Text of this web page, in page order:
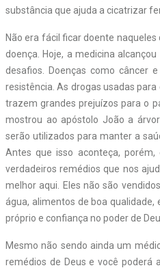
substância que ajuda a cicatrizar
Não era fácil ficar doente naqueles
doença. Hoje, a medicina
desafios. Doenças como câncer
resistência. As drogas usadas
trazem grandes prejuízos para o
mostrou ao apóstolo João a
serão utilizados para manter a
Antes que isso aconteça,
verdadeiros remédios que nos
melhor aqui. Eles não são
água, alimentos de boa qualidade,
próprio e confiança no poder de
Mesmo não sendo ainda um
remédios de Deus e você poderá